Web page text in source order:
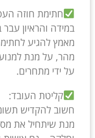
חתימת חוזה
במידה והראיון
מאמץ להגיע
מהר, על מנת
על ידי מתחרים.
קליטת העובד:
חשוב להקדיש
מנת שיתחיל את